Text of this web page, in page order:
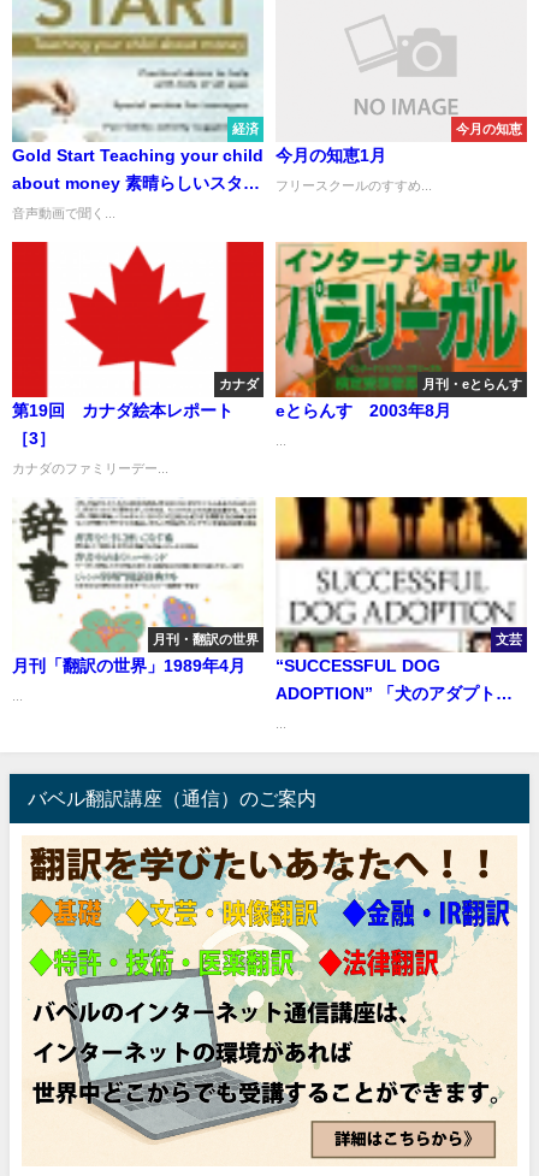
経済
Gold Start Teaching your child
about money 素晴らしいスター
トを 子供にお金について教え
る
音声動画で聞く...
今月の知恵
今月の知恵1月
フリースクールのすすめ...
カナダ
第19回 カナダ絵本レポート
［3］
カナダのファミリーデー...
月刊・eとらんす
eとらんす 2003年8月
月刊・翻訳の世界
月刊「翻訳の世界」1989年4月
文芸
“SUCCESSFUL DOG
ADOPTION” 「犬のアダプト成
ルシェルター事情」
バベル翻訳講座（通信）のご案内